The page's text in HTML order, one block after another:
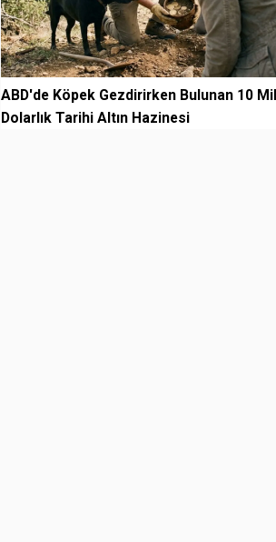
ABD'de Köpek Gezdirirken Bulunan 10
Dolarlık Tarihi Altın Hazinesi